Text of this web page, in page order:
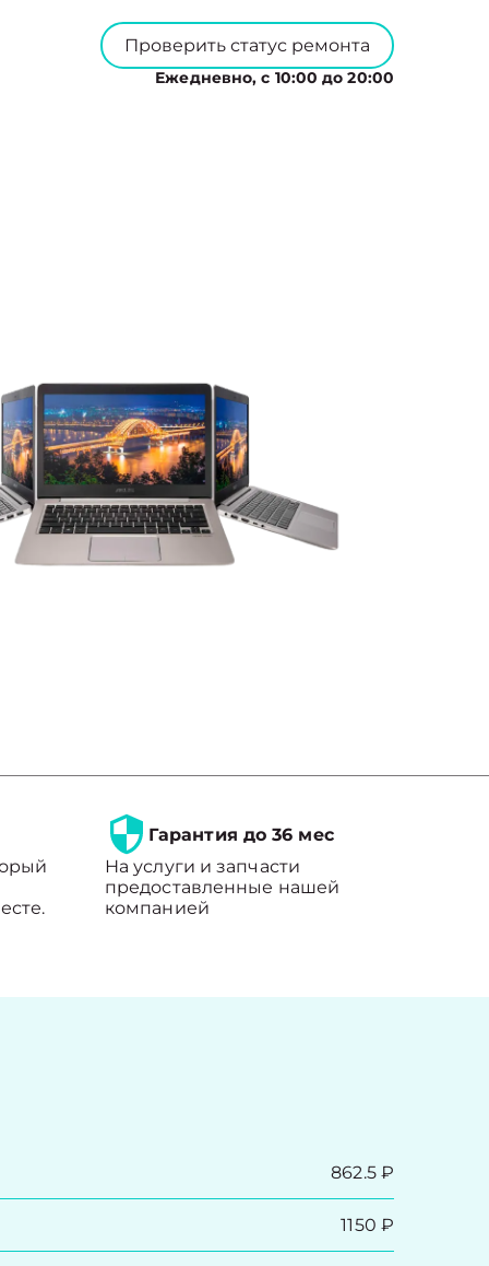
Проверить статус ремонта
Ежедневно, с 10:00 до 20:00
Гарантия до 36 мес
На услуги и запчасти
предоставленные нашей
компанией
862.5 ₽
1150 ₽